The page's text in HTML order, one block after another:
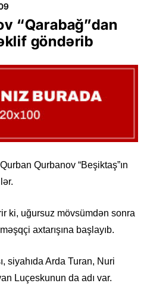
“Qarabağ”dan
göndərib
Qurbanov “Beşiktaş”ın
ki, uğursuz mövsümdən sonra
axtarışına başlayıb.
siyahıda Arda Turan, Nuri
Luçeskunun da adı var.